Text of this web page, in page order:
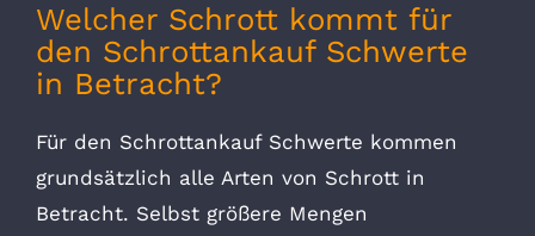
Welcher Schrott kommt für
den Schrottankauf Schwerte
in Betracht?
Für den Schrottankauf Schwerte kommen
grundsätzlich alle Arten von Schrott in
Betracht. Selbst größere Mengen